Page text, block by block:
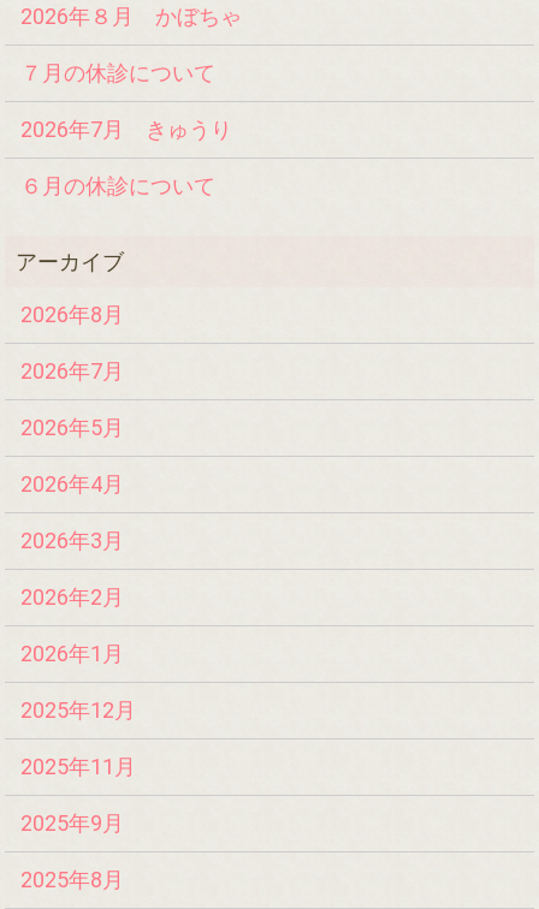
2026年８月 かぼちゃ
７月の休診について
2026年7月 きゅうり
６月の休診について
2026年8月
2026年7月
2026年5月
2026年4月
2026年3月
2026年2月
2026年1月
2025年12月
2025年11月
2025年9月
2025年8月